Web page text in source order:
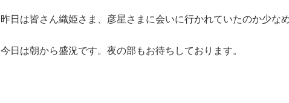
昨日は皆さん織姫さま、彦星さまに会いに行かれていたのか少なめ
今日は朝から盛況です。夜の部もお待ちしております。